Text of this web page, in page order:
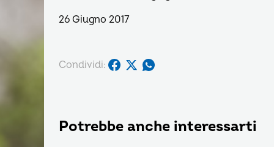
26 Giugno 2017
Condividi:
Potrebbe anche interessarti